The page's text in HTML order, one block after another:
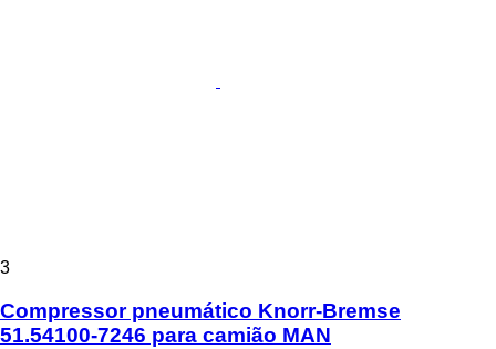
3
Compressor pneumático Knorr-Bremse
51.54100-7246 para camião MAN